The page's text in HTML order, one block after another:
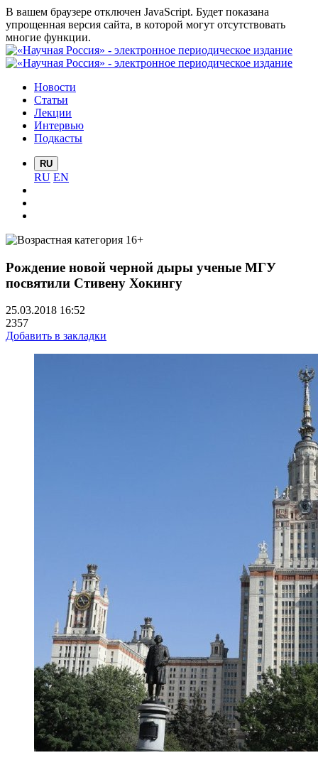
В вашем браузере отключен JavaScript. Будет показана
упрощенная версия сайта, в которой могут отсутствовать
многие функции.
Новости
Статьи
Лекции
Интервью
Подкасты
RU
RU EN
Рождение новой черной дыры ученые МГУ
посвятили Стивену Хокингу
25.03.2018 16:52
2357
Добавить в закладки